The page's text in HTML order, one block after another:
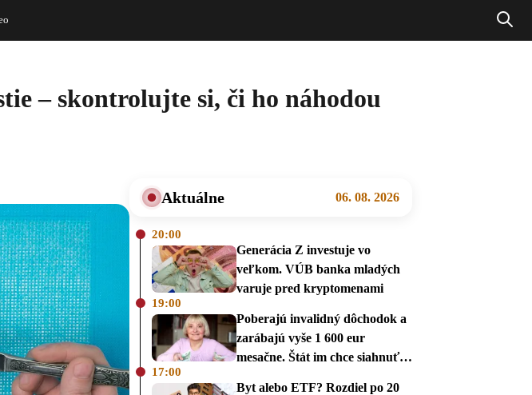
– skontrolujte si, či ho náhodou
Aktuálne 06. 08. 2026
20:00
Generácia Z investuje vo
veľkom. VÚB banka mladých
varuje pred kryptomenami
19:00
Poberajú invalidný dôchodok a
zarábajú vyše 1 600 eur
mesačne. Štát im chce siahnuť
17:00
Byt alebo ETF? Rozdiel po 20